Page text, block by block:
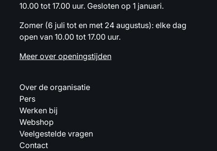
10.00 tot 17.00 uur. Gesloten op 1 januari.
Zomer (6 juli tot en met 24 augustus): elke dag
open van 10.00 tot 17.00 uur.
Meer over openingstijden
Over de organisatie
Pers
Werken bij
Webshop
Veelgestelde vragen
Contact